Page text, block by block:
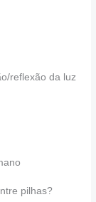
reflexão da luz
pilhas?